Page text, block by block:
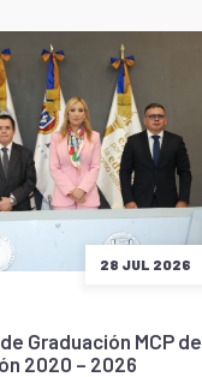
28 JUL 2026
Graduación MCP de
2020 – 2026